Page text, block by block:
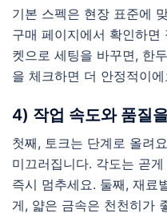
기본 스펙은 현장 표준에
구매 페이지에서 확인하면
켓으로 세팅을 바꾸면, 한
을 체크하면 더 안정적이에
4) 작업 속도와 품질
첫째, 토크는 단계로 올려
미끄러집니다. 각도는 곧
즉시 멈추세요. 둘째, 재료
게, 얇은 금속은 천천히가